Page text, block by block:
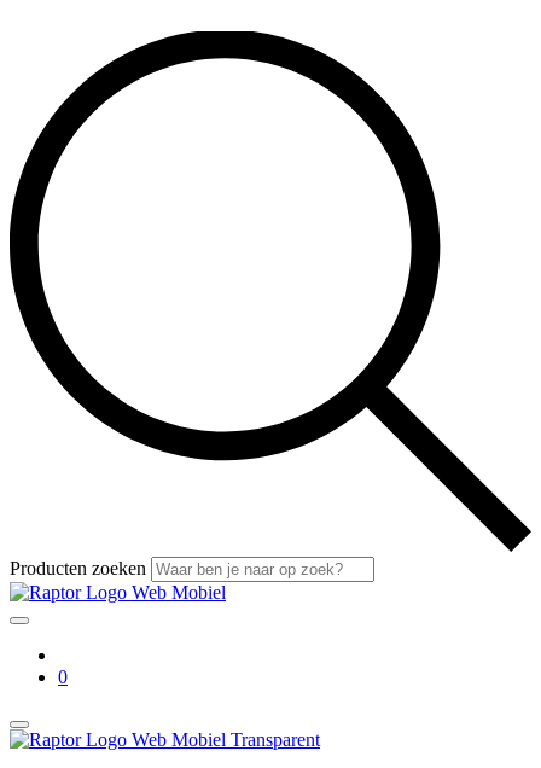
Producten zoeken
0